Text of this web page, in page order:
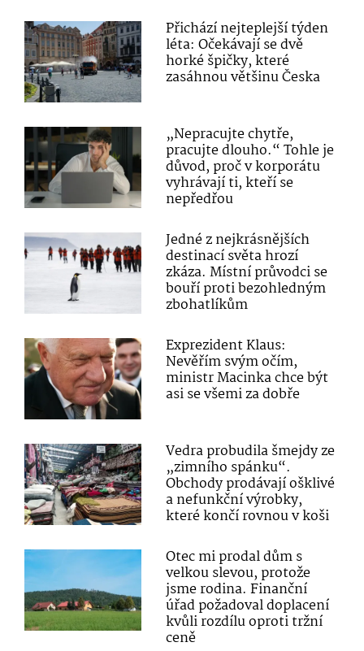
Přichází nejteplejší týden
léta: Očekávají se dvě
horké špičky, které
zasáhnou většinu Česka
„Nepracujte chytře,
pracujte dlouho.“ Tohle je
důvod, proč v korporátu
vyhrávají ti, kteří se
nepředřou
Jedné z nejkrásnějších
destinací světa hrozí
zkáza. Místní průvodci se
bouří proti bezohledným
zbohatlíkům
Exprezident Klaus:
Nevěřím svým očím,
ministr Macinka chce být
asi se všemi za dobře
Vedra probudila šmejdy ze
„zimního spánku“.
Obchody prodávají ošklivé
a nefunkční výrobky,
které končí rovnou v koši
Otec mi prodal dům s
velkou slevou, protože
jsme rodina. Finanční
úřad požadoval doplacení
kvůli rozdílu oproti tržní
ceně